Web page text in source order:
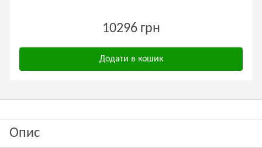
10296 грн
Додати в кошик
Опис